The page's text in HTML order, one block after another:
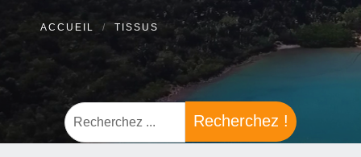
ACCUEIL TISSUS
Recherchez !